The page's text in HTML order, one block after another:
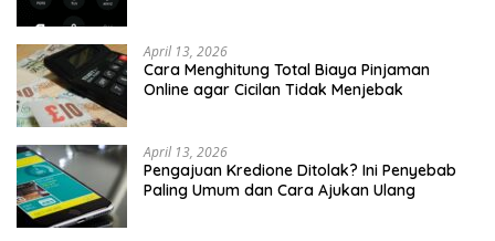
April 13, 2026
Cara Menghitung Total Biaya Pinjaman
Online agar Cicilan Tidak Menjebak
April 13, 2026
Pengajuan Kredione Ditolak? Ini Penyebab
Paling Umum dan Cara Ajukan Ulang